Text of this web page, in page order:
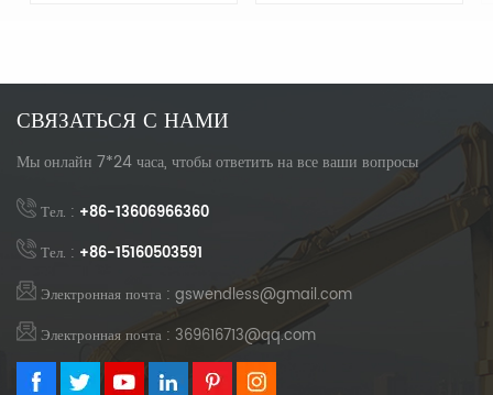
СВЯЗАТЬСЯ С НАМИ
Мы онлайн 7*24 часа, чтобы ответить на все ваши вопросы
Тел. : +86-13606966360
Тел. : +86-15160503591
Электронная почта : gswendless@gmail.com
Электронная почта : 369616713@qq.com